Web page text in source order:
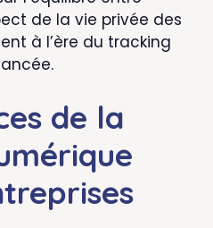
de la vie privée des
à l’ère du tracking
de la